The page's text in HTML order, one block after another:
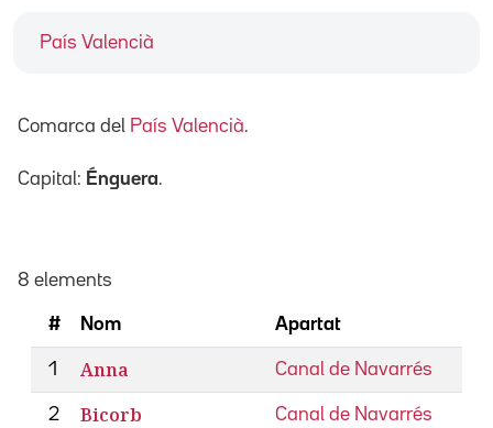
País Valencià
Comarca del País Valencià.
Capital: Énguera.
8 elements
# Nom Apartat
1 Anna Canal de Navarrés
2 Bicorb Canal de Navarrés